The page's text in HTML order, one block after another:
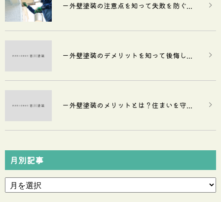
ー外壁塗装の注意点を知って失敗を防ぐ...
ー外壁塗装のデメリットを知って後悔し...
ー外壁塗装のメリットとは？住まいを守...
月別記事